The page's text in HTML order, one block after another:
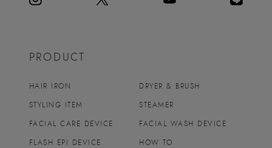
PRODUCT
HAIR IRON DRYER & BRUSH
STYLING ITEM STEAMER
FACIAL CARE DEVICE FACIAL WASH DEVICE
FLASH EPI DEVICE HOW TO